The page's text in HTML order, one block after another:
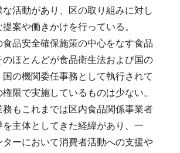
活動があり、区の取り組みに対し
案や働きかけを行っている。
品安全確保施策の中心をなす食品
ほとんどが食品衛生法および国の
の機関委任事務として執行されて
限で実施しているものは少ない。
務もこれまでは区内食品関係事業者
主体としてきた経緯があり、一
ーにおいて消費者活動への支援や